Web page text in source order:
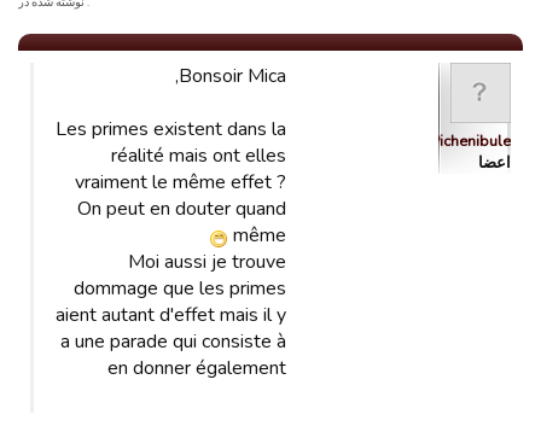
Pichenibule
اعضا
Bonsoir Mica,
Les primes existent dans la
réalité mais ont elles
vraiment le même effet ?
On peut en douter quand
même
Moi aussi je trouve
dommage que les primes
aient autant d'effet mais il y
a une parade qui consiste à
en donner également